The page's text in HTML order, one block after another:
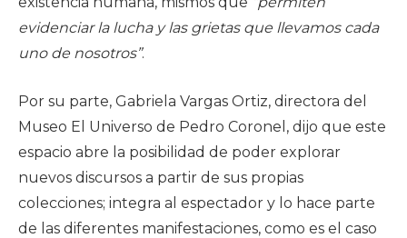
evidenciar la lucha y las grietas que llevamos cada
uno de nosotros”.
Por su parte, Gabriela Vargas Ortiz, directora del
Museo El Universo de Pedro Coronel, dijo que este
espacio abre la posibilidad de poder explorar
nuevos discursos a partir de sus propias
colecciones; integra al espectador y lo hace parte
de las diferentes manifestaciones, como es el caso